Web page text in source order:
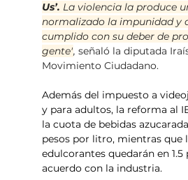
Us’. La violencia la produce
normalizado la impunidad y
cumplido con su deber de
gente", señaló la diputada
Movimiento Ciudadano.
Además del impuesto a
y para adultos, la reforma al
la cuota de bebidas
pesos por litro, mientras que
edulcorantes quedarán en 1.5
acuerdo con la industria.